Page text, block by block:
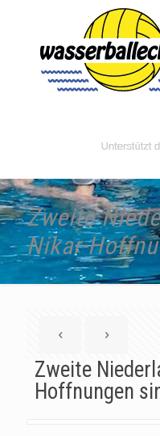
Zweite
Nikar-
Zweite
Hoffnungen